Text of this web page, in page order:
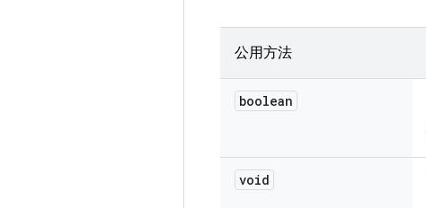
公用方法
boolean
void